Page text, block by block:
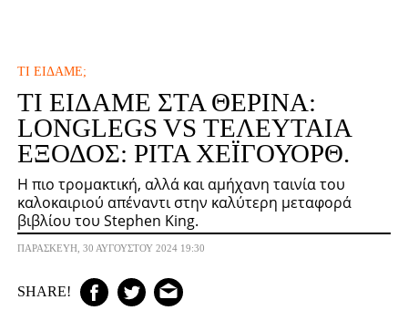
ΤΙ ΕΊΔΑΜΕ;
ΤΙ ΕΊΔΑΜΕ ΣΤΑ ΘΕΡΙΝΆ:
LONGLEGS VS ΤΕΛΕΥΤΑΊΑ
ΈΞΟΔΟΣ: ΡΊΤΑ ΧΈΙΓΟΥΟΡΘ.
Η πιο τρομακτική, αλλά και αμήχανη ταινία του
καλοκαιριού απέναντι στην καλύτερη μεταφορά
βιβλίου του Stephen King.
ΠΑΡΑΣΚΕΥΉ, 30 ΑΥΓΟΎΣΤΟΥ 2024 19:30
SHARE!